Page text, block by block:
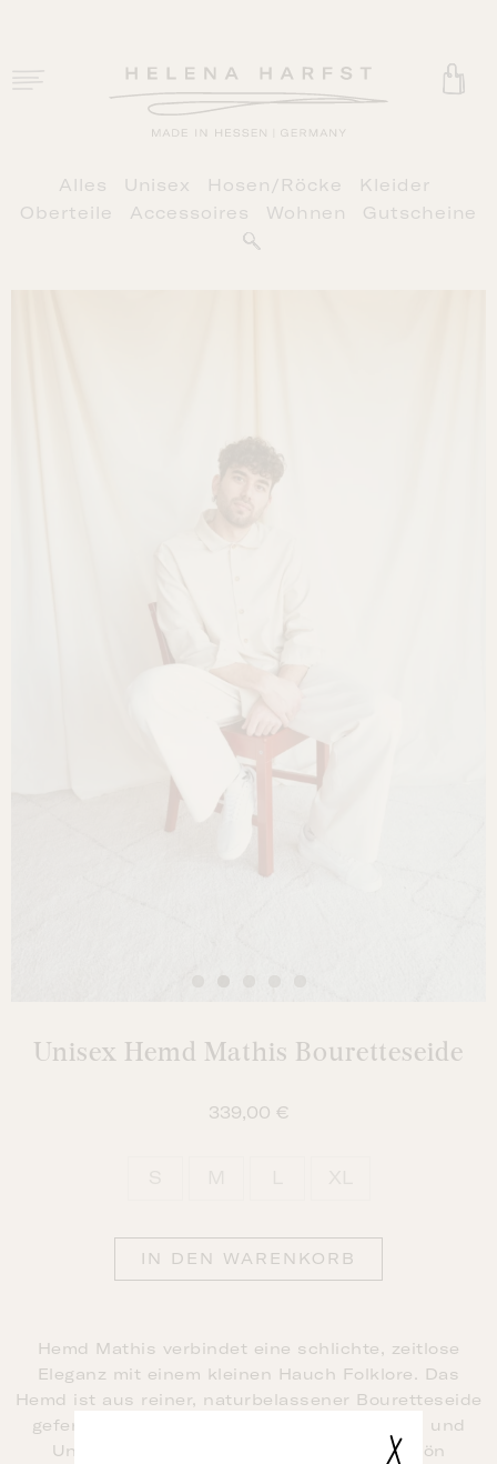
springen
Toggle
HOME
SHOP
Alles Unisex Hosen/Röcke
Kleider
Oberteile
Accessoires Wohnen Gutscheine
Unisex Hemd Mathis Bouretteseide
339,00 €
IN DEN WARENKORB
Hemd Mathis verbindet eine schlichte, zeitlose
Eleganz mit einem kleinen Hauch Folklore. Das
Hemd ist aus reiner, naturbelassener Bouretteseide
gefertigt und zeigt die kleinen Einsprengsel und
Unregelmäßigkeiten, die die Seide so schön